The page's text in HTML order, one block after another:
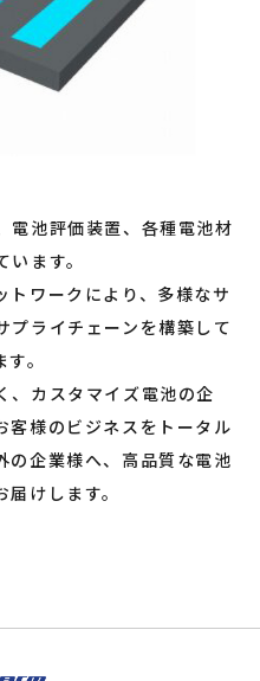
電池評価装置、各種電池材
ます。
トワークにより、多様なサ
プライチェーンを構築して
。
、カスタマイズ電池の企
客様のビジネスをトータル
の企業様へ、高品質な電池
けします。